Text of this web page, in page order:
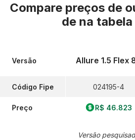
Compare preços de
de na tabela
Versão
Código Fipe
Preço
Allure 1.5 Flex
024195-4
R$ 46.823
Versão